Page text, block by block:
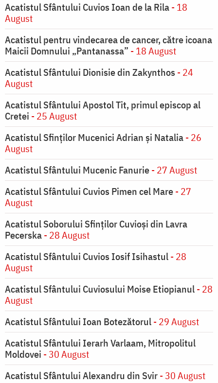
Acatistul Sfântului Cuvios Ioan de la Rila- 18
August
Acatistul pentru vindecarea de cancer, către icoana
Maicii Domnului „Pantanassa” - 18 August
Acatistul Sfântului Dionisie din Zakynthos - 24
August
Acatistul Sfântului Apostol Tit, primul episcop al
Cretei - 25 August
Acatistul Sfinților Mucenici Adrian și Natalia- 26
August
Acatistul Sfântului Mucenic Fanurie- 27 August
Acatistul Sfântului Cuvios Pimen cel Mare- 27
August
Acatistul Soborului Sfinților Cuvioși din Lavra
Pecerska- 28 August
Acatistul Sfântului Cuvios Iosif Isihastul- 28
August
Acatistul Sfântului Cuviosului Moise Etiopianul- 28
August
Acatistul Sfântului Ioan Botezătorul- 29 August
Acatistul Sfântului Ierarh Varlaam, Mitropolitul
Moldovei - 30 August
Acatistul Sfântului Alexandru din Svir- 30 August